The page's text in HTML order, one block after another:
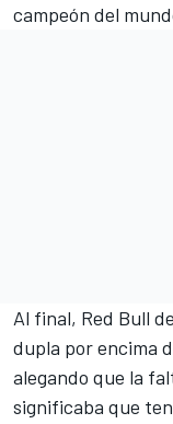
campeón del
Al final, Red Bull
dupla por encima
alegando que la
significaba que